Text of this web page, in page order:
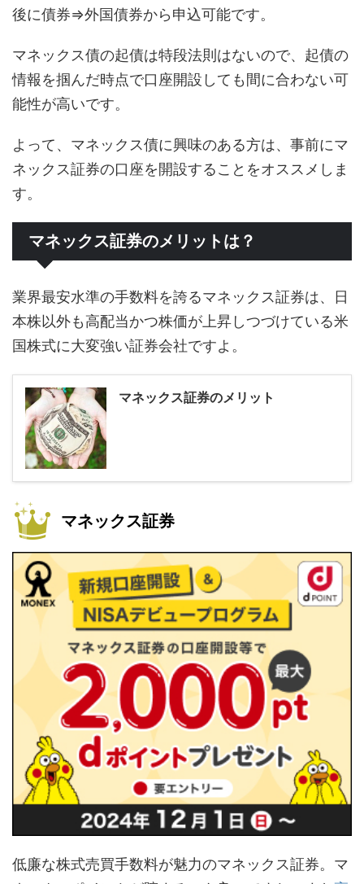
後に債券⇒外国債券から申込可能です。
マネックス債の起債は特段法則はないので、起債の
情報を掴んだ時点で口座開設しても間に合わない可
能性が高いです。
よって、マネックス債に興味のある方は、事前にマ
ネックス証券の口座を開設することをオススメしま
す。
マネックス証券のメリットは？
業界最安水準の手数料を誇るマネックス証券は、日
本株以外も高配当かつ株価が上昇しつづけている米
国株式に大変強い証券会社ですよ。
マネックス証券のメリット
マネックス証券
低廉な株式売買手数料が魅力のマネックス証券。マ